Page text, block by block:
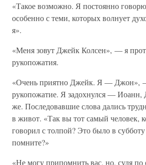
«Такое возможно. Я постоянно
особенно с теми, которых волнует
я».
«Меня зовут Джейк Колсен», — я
рукопожатия.
«Очень приятно Джейк. Я — Джон»,
рукопожатие. Я задохнулся —
же. Последовавшие слова дались
в живот. «Так вы тот самый человек,
говорил с толпой? Это было в
помните?»
«Не могу припомнить вас, но, судя